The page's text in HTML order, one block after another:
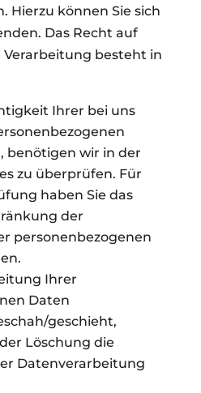
Hierzu können Sie sich
Das Recht auf
besteht in
Ihrer bei uns
benötigen wir in der
zu überprüfen. Für
haben Sie das
der
personenbezogenen
Ihrer
Daten
geschieht,
Löschung die
Datenverarbeitung